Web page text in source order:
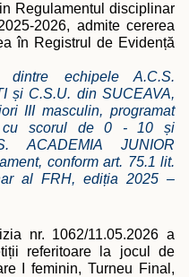
Regulamentul disciplinar
2026, admite cererea
în Registrul de Evidență
echipele A.C.S.
și C.S.U. din SUCEAVA,
III masculin, programat
cu scorul de 0 - 10 și
ACADEMIA JUNIOR
conform art. 75.1 lit.
al FRH, ediția 2025 –
nr. 1062/11.05.2026 a
referitoare la jocul de
I feminin, Turneu Final,